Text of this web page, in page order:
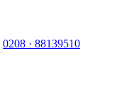
0208 · 88139510